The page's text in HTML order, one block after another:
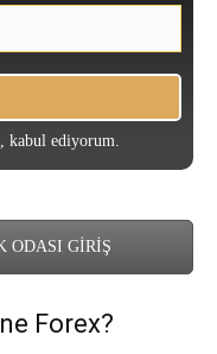
kabul ediyorum.
ODASI GİRİŞ
Forex?